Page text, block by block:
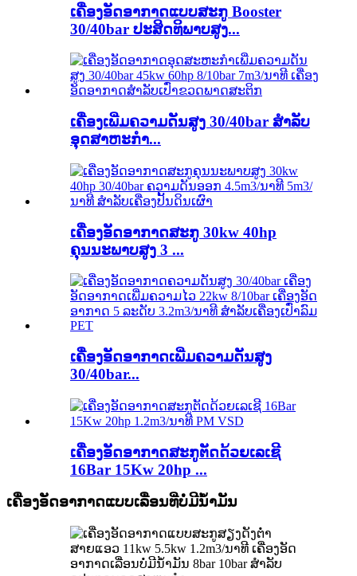
ເຄື່ອງອັດອາກາດແບບສະກູ Booster
30/40bar ປະສິດທິພາບສູງ...
ເຄື່ອງເພີ່ມຄວາມດັນສູງ 30/40bar ສຳລັບ
ອຸດສາຫະກໍາ...
ເຄື່ອງອັດອາກາດສະກູ 30kw 40hp
ຄຸນນະພາບສູງ 3 ...
ເຄື່ອງອັດອາກາດເພີ່ມຄວາມດັນສູງ
30/40bar...
ເຄື່ອງອັດອາກາດສະກູຕັດດ້ວຍເລເຊີ
16Bar 15Kw 20hp ...
ເຄື່ອງອັດອາກາດແບບເລື່ອນທີ່ບໍ່ມີນ້ຳມັນ